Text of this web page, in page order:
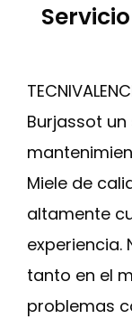
Burjassot
Miele de
altamente
experiencia.
tanto en el
problemas